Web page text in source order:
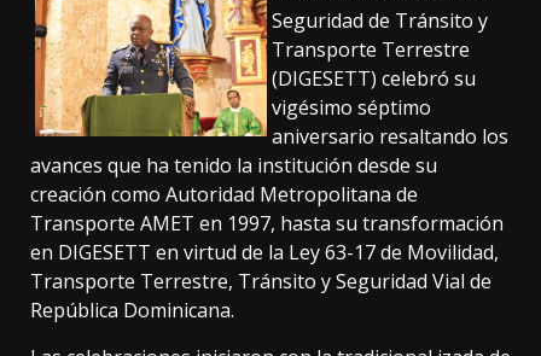
Seguridad de Tránsito y
Transporte Terrestre
(DIGESETT) celebró su
vigésimo séptimo
aniversario resaltando los
avances que ha tenido la institución desde su
creación como Autoridad Metropolitana de
Transporte AMET en 1997, hasta su transformación
en DIGESETT en virtud de la Ley 63-17 de Movilidad,
Transporte Terrestre, Tránsito y Seguridad Vial de
República Dominicana.